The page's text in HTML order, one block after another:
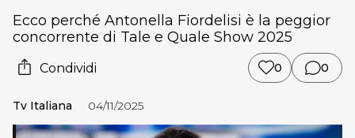
Ecco perché Antonella Fiordelisi è la peggior
concorrente di Tale e Quale Show 2025
Condividi 0 0
Tv Italiana 04/11/2025